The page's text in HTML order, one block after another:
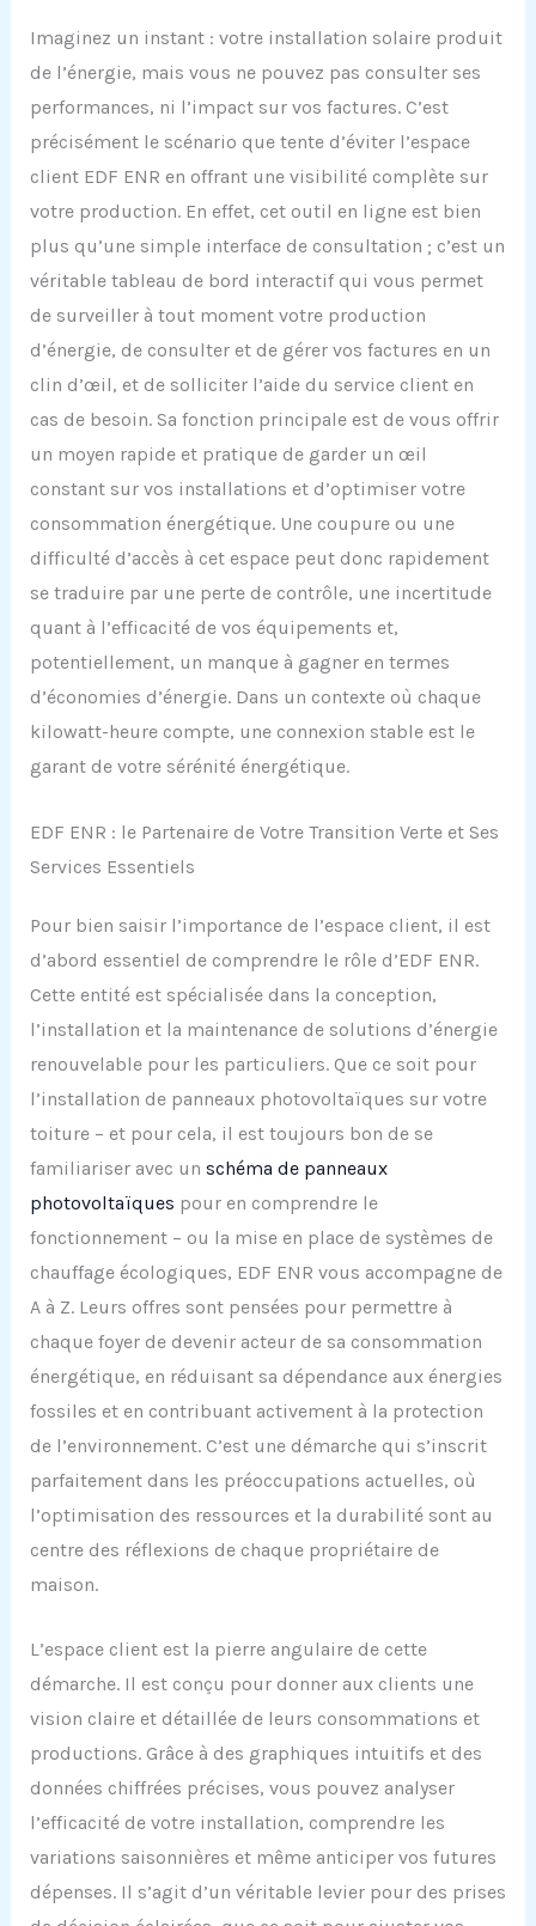
Imaginez un instant : votre installation solaire produit
de l’énergie, mais vous ne pouvez pas consulter ses
performances, ni l’impact sur vos factures. C’est
précisément le scénario que tente d’éviter l’espace
client EDF ENR en offrant une visibilité complète sur
votre production. En effet, cet outil en ligne est bien
plus qu’une simple interface de consultation ; c’est un
véritable tableau de bord interactif qui vous permet
de surveiller à tout moment votre production
d’énergie, de consulter et de gérer vos factures en un
clin d’œil, et de solliciter l’aide du service client en
cas de besoin. Sa fonction principale est de vous offrir
un moyen rapide et pratique de garder un œil
constant sur vos installations et d’optimiser votre
consommation énergétique. Une coupure ou une
difficulté d’accès à cet espace peut donc rapidement
se traduire par une perte de contrôle, une incertitude
quant à l’efficacité de vos équipements et,
potentiellement, un manque à gagner en termes
d’économies d’énergie. Dans un contexte où chaque
kilowatt-heure compte, une connexion stable est le
garant de votre sérénité énergétique.
EDF ENR : le Partenaire de Votre Transition Verte et Ses
Services Essentiels
Pour bien saisir l’importance de l’espace client, il est
d’abord essentiel de comprendre le rôle d’EDF ENR.
Cette entité est spécialisée dans la conception,
l’installation et la maintenance de solutions d’énergie
renouvelable pour les particuliers. Que ce soit pour
l’installation de panneaux photovoltaïques sur votre
toiture – et pour cela, il est toujours bon de se
familiariser avec un schéma de panneaux
photovoltaïques pour en comprendre le
fonctionnement – ou la mise en place de systèmes de
chauffage écologiques, EDF ENR vous accompagne de
A à Z. Leurs offres sont pensées pour permettre à
chaque foyer de devenir acteur de sa consommation
énergétique, en réduisant sa dépendance aux énergies
fossiles et en contribuant activement à la protection
de l’environnement. C’est une démarche qui s’inscrit
parfaitement dans les préoccupations actuelles, où
l’optimisation des ressources et la durabilité sont au
centre des réflexions de chaque propriétaire de
maison.
L’espace client est la pierre angulaire de cette
démarche. Il est conçu pour donner aux clients une
vision claire et détaillée de leurs consommations et
productions. Grâce à des graphiques intuitifs et des
données chiffrées précises, vous pouvez analyser
l’efficacité de votre installation, comprendre les
variations saisonnières et même anticiper vos futures
dépenses. Il s’agit d’un véritable levier pour des prises